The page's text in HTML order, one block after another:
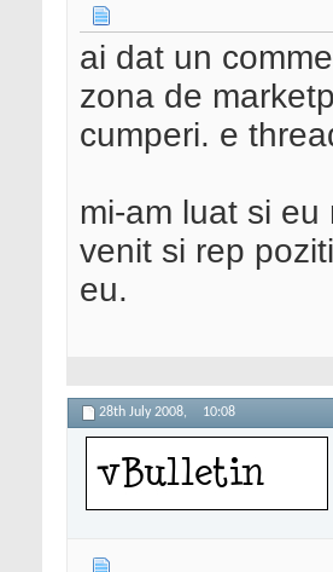
ai dat un
zona de
cumperi. e
mi-am luat si
venit si rep
eu.
28th July 2008, 10:08